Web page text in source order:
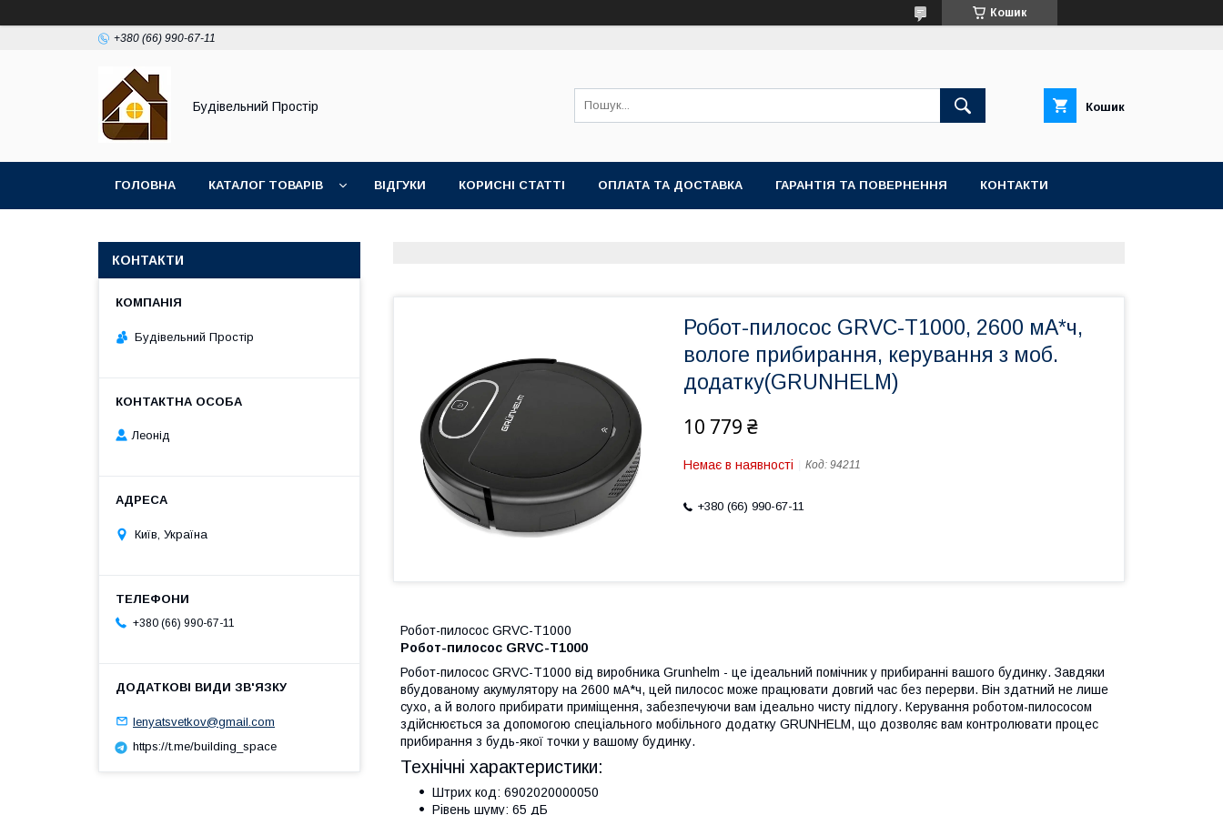
Кошик
+380 (66) 990-67-11
Будівельний Простір Кошик
ГОЛОВНА КАТАЛОГ ТОВАРІВ ВІДГУКИ КОРИСНІ СТАТТІ ОПЛАТА ТА ДОСТАВКА ГАРАНТІЯ ТА ПОВЕРНЕННЯ КОНТАКТИ
Робот-пилосос GRVC-T1000, 2600 мА*ч,
вологе прибирання, керування з моб.
додатку(GRUNHELM)
10 779 ₴
Немає в наявності Код: 94211
+380 (66) 990-67-11
Робот-пилосос GRVC-T1000
Робот-пилосос GRVC-T1000
Робот-пилосос GRVC-T1000 від виробника Grunhelm - це ідеальний помічник у прибиранні вашого будинку. Завдяки
вбудованому акумулятору на 2600 мА*ч, цей пилосос може працювати довгий час без перерви. Він здатний не лише
сухо, а й волого прибирати приміщення, забезпечуючи вам ідеально чисту підлогу. Керування роботом-пилососом
здійснюється за допомогою спеціального мобільного додатку GRUNHELM, що дозволяє вам контролювати процес
прибирання з будь-якої точки у вашому будинку.
Технічні характеристики:
Штрих код: 6902020000050
Рівень шуму: 65 дБ
КОНТАКТИ
Будівельний Простір
Леонід
Київ, Україна
+380 (66) 990-67-11
lenyatsvetkov@gmail.com
https://t.me/building_space